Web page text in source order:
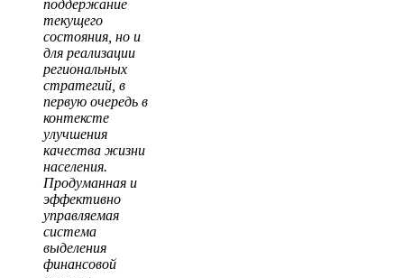
поддержание
текущего
состояния, но и
для реализации
региональных
стратегий, в
первую очередь в
контексте
улучшения
качества жизни
населения.
Продуманная и
эффективно
управляемая
система
выделения
финансовой